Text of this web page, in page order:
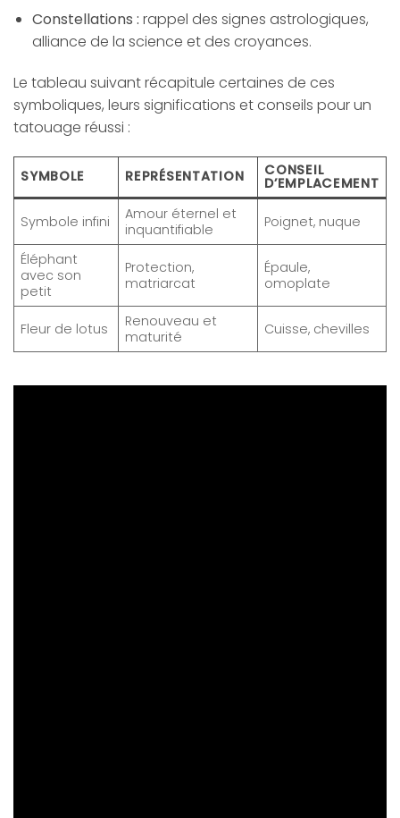
Constellations : rappel des signes astrologiques,
alliance de la science et des croyances.
Le tableau suivant récapitule certaines de ces
symboliques, leurs significations et conseils pour un
tatouage réussi :
SYMBOLE REPRÉSENTATION CONSEIL
D’EMPLACEMENT
Symbole infini
Amour éternel et
inquantifiable
Poignet, nuque
Éléphant
avec son
petit
Protection,
matriarcat
Épaule,
omoplate
Fleur de lotus
Renouveau et
maturité
Cuisse, chevilles